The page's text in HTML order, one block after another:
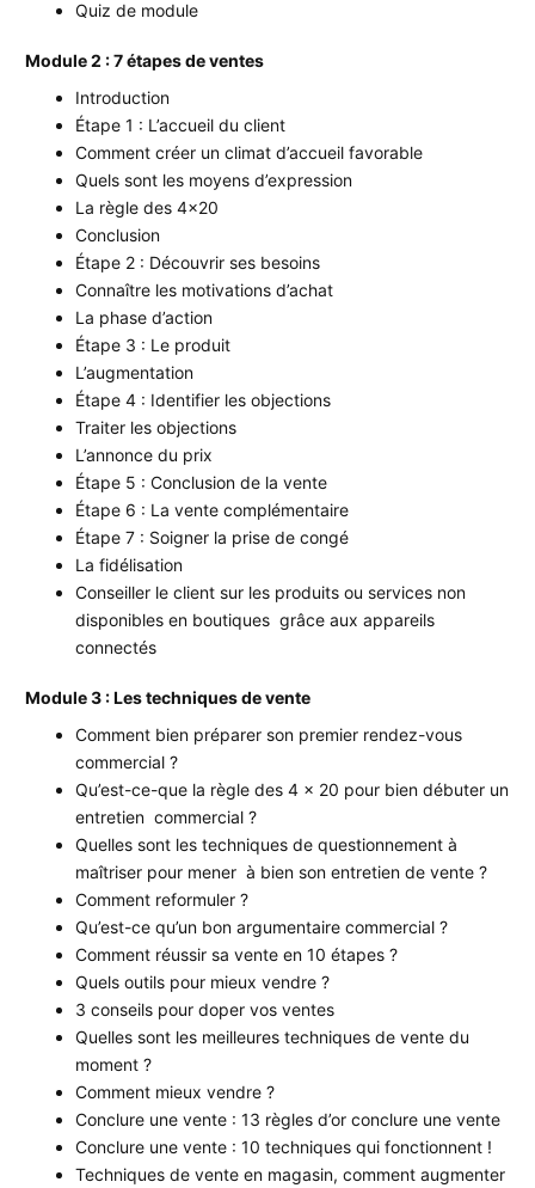
Quiz de module
Module 2 : 7 étapes de ventes
Introduction
Étape 1 : L’accueil du client
Comment créer un climat d’accueil favorable
Quels sont les moyens d’expression
La règle des 4×20
Conclusion
Étape 2 : Découvrir ses besoins
Connaître les motivations d’achat
La phase d’action
Étape 3 : Le produit
L’augmentation
Étape 4 : Identifier les objections
Traiter les objections
L’annonce du prix
Étape 5 : Conclusion de la vente
Étape 6 : La vente complémentaire
Étape 7 : Soigner la prise de congé
La fidélisation
Conseiller le client sur les produits ou services non
disponibles en boutiques grâce aux appareils
connectés
Module 3 : Les techniques de vente
Comment bien préparer son premier rendez-vous
commercial ?
Qu’est-ce-que la règle des 4 x 20 pour bien débuter un
entretien commercial ?
Quelles sont les techniques de questionnement à
maîtriser pour mener à bien son entretien de vente ?
Comment reformuler ?
Qu’est-ce qu’un bon argumentaire commercial ?
Comment réussir sa vente en 10 étapes ?
Quels outils pour mieux vendre ?
3 conseils pour doper vos ventes
Quelles sont les meilleures techniques de vente du
moment ?
Comment mieux vendre ?
Conclure une vente : 13 règles d’or conclure une vente
Conclure une vente : 10 techniques qui fonctionnent !
Techniques de vente en magasin, comment augmenter